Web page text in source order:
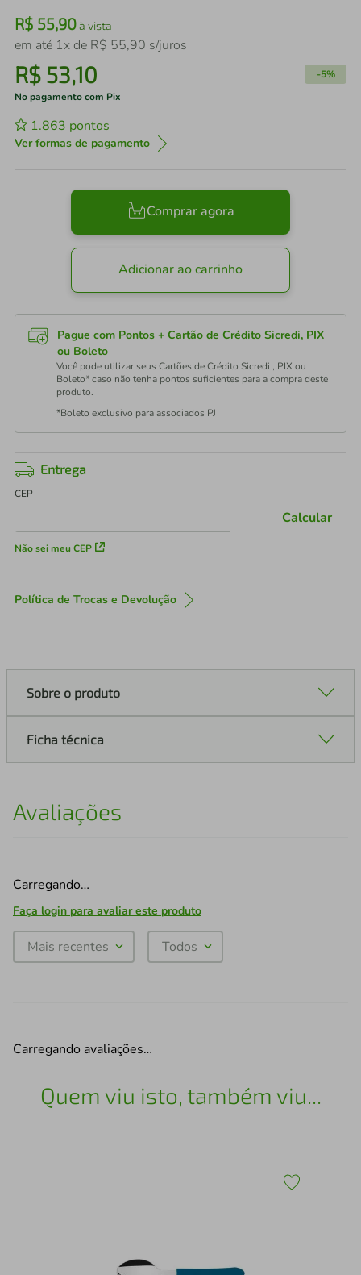
R$ 55,90à vista
em até 1x de R$ 55,90 s/juros
R$ 53,10 -5%
No pagamento com Pix
1.863 pontos
Ver formas de pagamento
Comprar agora
Adicionar ao carrinho
Pague com Pontos + Cartão de Crédito Sicredi, PIX
ou Boleto
Você pode utilizar seus Cartões de Crédito Sicredi , PIX ou
Boleto* caso não tenha pontos suficientes para a compra deste
produto.
*Boleto exclusivo para associados PJ
Entrega
CEP
Não sei meu CEP
Calcular
Política de Trocas e Devolução
Sobre o produto
Ficha técnica
Avaliações
Carregando…
Faça login para avaliar este produto
Mais recentes Todos
Carregando avaliações…
Quem viu isto, também viu...